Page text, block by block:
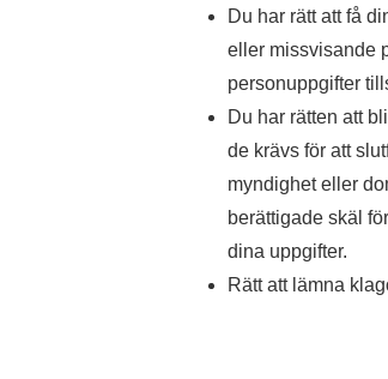
Du har rätt att få
eller missvisande
personuppgifter
Du har rätten att
de krävs för att
myndighet eller
berättigade skäl
dina uppgifter.
Rätt att lämna